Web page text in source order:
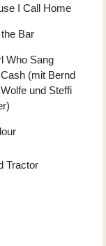
I Call Home
Bar
Who Sang
(mit Bernd
und Steffi
Tractor